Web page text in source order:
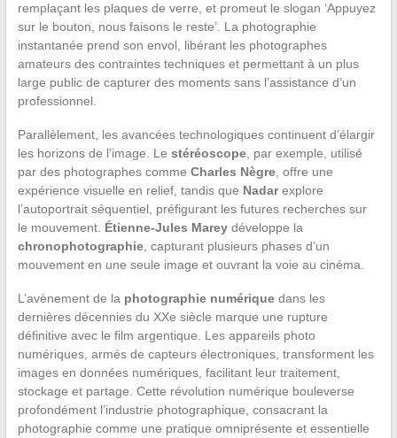
remplaçant les plaques de verre, et promeut le slogan ‘Appuyez
sur le bouton, nous faisons le reste’. La photographie
instantanée prend son envol, libérant les photographes
amateurs des contraintes techniques et permettant à un plus
large public de capturer des moments sans l’assistance d’un
professionnel.
Parallèlement, les avancées technologiques continuent d’élargir
les horizons de l’image. Le stéréoscope, par exemple, utilisé
par des photographes comme Charles Nègre, offre une
expérience visuelle en relief, tandis que Nadarexplore
l’autoportrait séquentiel, préfigurant les futures recherches sur
le mouvement. Étienne-Jules Mareydéveloppe la
chronophotographie, capturant plusieurs phases d’un
mouvement en une seule image et ouvrant la voie au cinéma.
L’avènement de la photographie numériquedans les
dernières décennies du XXe siècle marque une rupture
définitive avec le film argentique. Les appareils photo
numériques, armés de capteurs électroniques, transforment les
images en données numériques, facilitant leur traitement,
stockage et partage. Cette révolution numérique bouleverse
profondément l’industrie photographique, consacrant la
photographie comme une pratique omniprésente et essentielle